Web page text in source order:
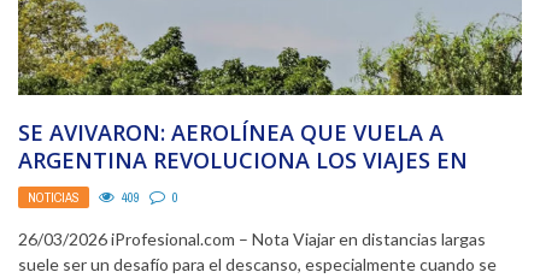
SE AVIVARON: AEROLÍNEA QUE VUELA A
ARGENTINA REVOLUCIONA LOS VIAJES EN
CLASE ECONÓMICA
NOTICIAS 409 0
26/03/2026 iProfesional.com – Nota Viajar en distancias largas
suele ser un desafío para el descanso, especialmente cuando se